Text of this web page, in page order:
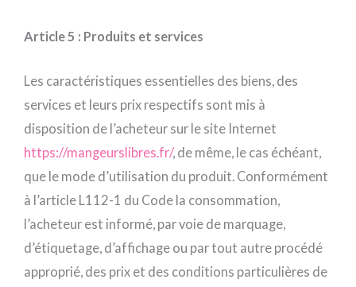
Article 5 : Produits et services
Les caractéristiques essentielles des biens, des
services et leurs prix respectifs sont mis à
disposition de l’acheteur sur le site Internet
https://mangeurslibres.fr/, de même, le cas échéant,
que le mode d’utilisation du produit. Conformément
à l’article L112-1 du Code la consommation,
l’acheteur est informé, par voie de marquage,
d’étiquetage, d’affichage ou par tout autre procédé
approprié, des prix et des conditions particulières de